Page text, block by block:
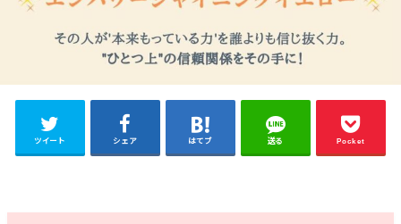
ツイート シェア はてブ 送る Pocket